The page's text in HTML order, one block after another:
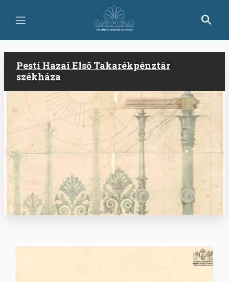
main
Pesti Hazai Első Takarékpénztár
székháza